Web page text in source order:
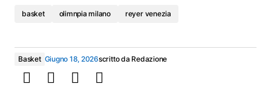
basket olimnpia milano reyer venezia
Basket Giugno 18, 2026scritto da Redazione